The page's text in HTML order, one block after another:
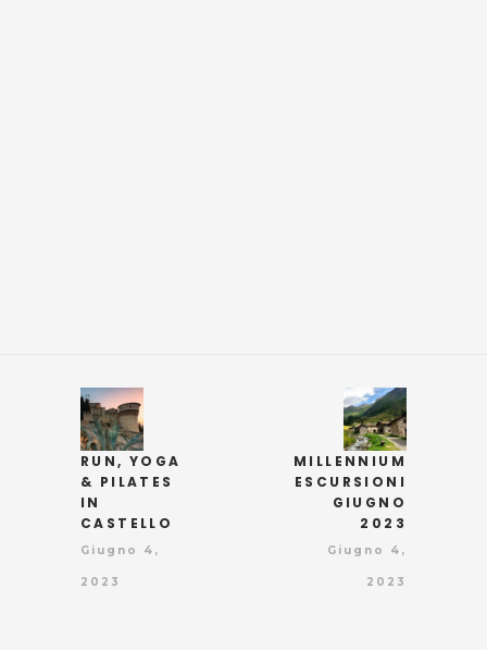
RUN, YOGA
& PILATES
IN
CASTELLO
Giugno 4,
2023
MILLENNIUM
ESCURSIONI
GIUGNO
2023
Giugno 4,
2023